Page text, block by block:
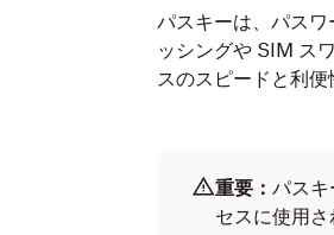
パスキーは、パス
ッシングや SIM ス
スのスピードと利便
重要： パス
セスに使用